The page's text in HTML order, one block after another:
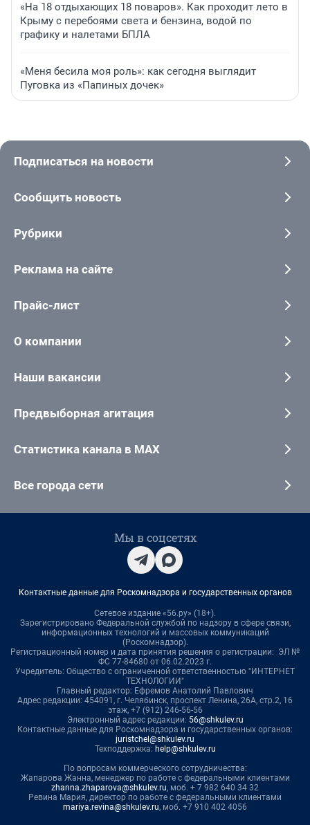
«На 18 отдыхающих 18 поваров». Как проходит лето в
Крыму с перебоями света и бензина, водой по
графику и налетами БПЛА
«Меня бесила моя роль»: как сегодня выглядит
Пуговка из «Папиных дочек»
Подписаться на новости
Сообщить новость
Рубрики
Реклама на сайте
Прайс-лист
О компании
Наши вакансии
Предвыборная агитация
Статистика канала в MAX
Все города сети
Мы в соцсетях
Контактные данные для Роскомнадзора и государственных органов
Сетевое издание «56.ру» (18+).
Зарегистрировано Федеральной службой по надзору в сфере связи,
информационных технологий и массовых коммуникаций
(Роскомнадзор).
Регистрационный номер и дата принятия решения о регистрации: ЭЛ №
ФС 77-84680 от 06.02.2023 г.
Учредитель: Общество с ограниченной ответственностью "ИНТЕРНЕТ
ТЕХНОЛОГИИ"
Главный редактор: Ефремов Анатолий Павлович
Адрес редакции: 454091, г. Челябинск, проспект Ленина, 26А, стр.2, 16
этаж, +7 (912) 246-56-56
Электронный адрес редакции: 56@shkulev.ru
Контактные данные для Роскомнадзора и государственных органов:
juristchel@shkulev.ru
Техподдержка: help@shkulev.ru
По вопросам коммерческого сотрудничества:
Жапарова Жанна, менеджер по работе с федеральными клиентами
zhanna.zhaparova@shkulev.ru, моб. + 7 982 640 34 32
Ревина Мария, директор по работе с федеральными клиентами
mariya.revina@shkulev.ru, моб. +7 910 402 4056